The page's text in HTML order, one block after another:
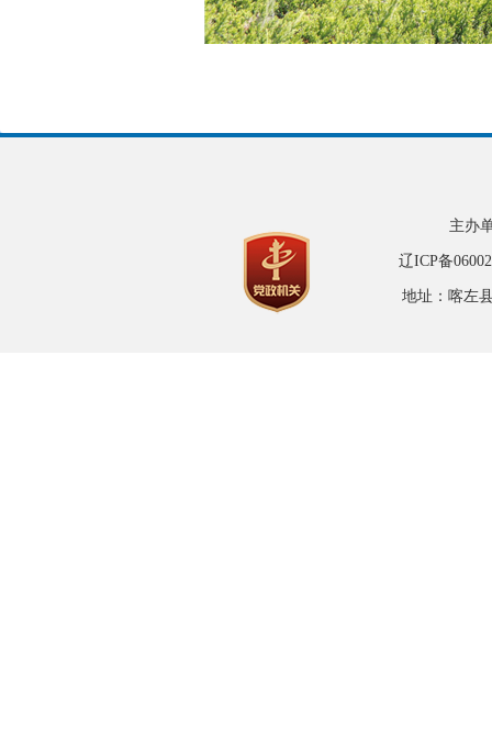
主办
辽ICP备
地址：喀左